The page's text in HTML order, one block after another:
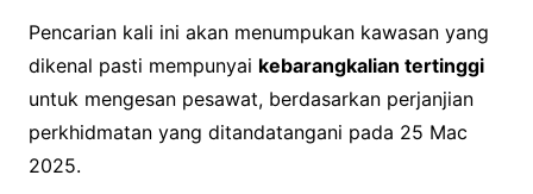
Pencarian kali ini akan menumpukan kawasan yang
dikenal pasti mempunyai kebarangkalian tertinggi
untuk mengesan pesawat, berdasarkan perjanjian
perkhidmatan yang ditandatangani pada 25 Mac
2025.